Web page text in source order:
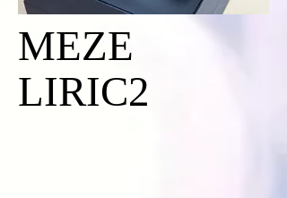
MEZE
LIRIC2